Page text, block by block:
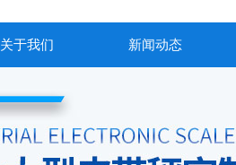
关于我们 新闻动态